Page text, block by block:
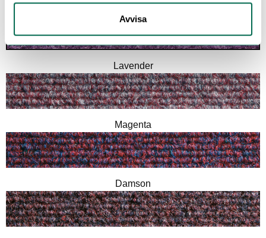
Avvisa
Violet
Lavender
Magenta
Damson